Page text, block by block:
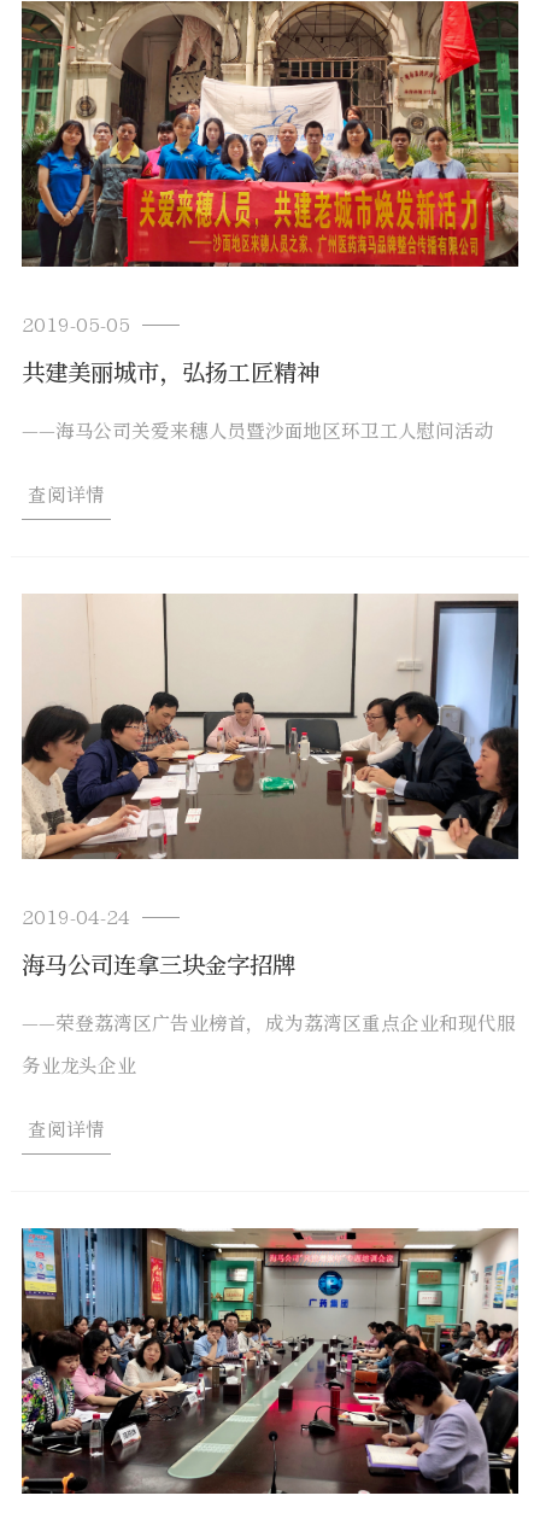
2019-05-05
共建美丽城市，弘扬工匠精神
——海马公司关爱来穗人员暨沙面地区环卫工人慰问活动
查阅详情
2019-04-24
海马公司连拿三块金字招牌
——荣登荔湾区广告业榜首，成为荔湾区重点企业和现代服
务业龙头企业
查阅详情